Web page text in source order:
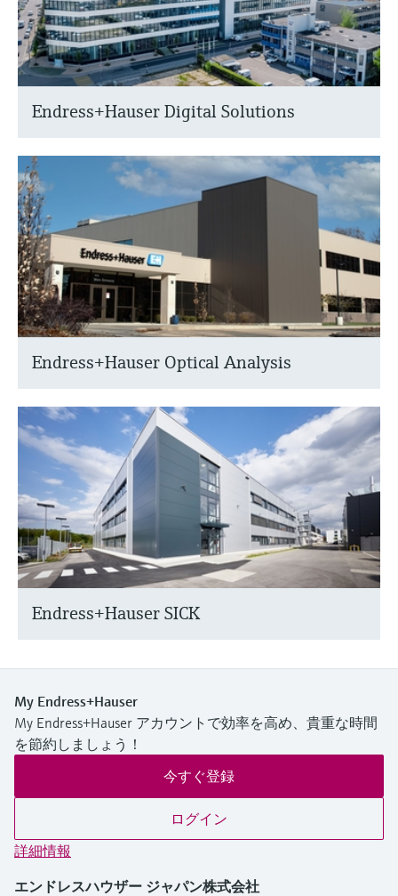
Endress+Hauser Digital Solutions
Endress+Hauser Optical Analysis
Endress+Hauser SICK
My Endress+Hauser
My Endress+Hauser アカウントで効率を高め、貴重な時間
を節約しましょう！
今すぐ登録
ログイン
詳細情報
エンドレスハウザー ジャパン株式会社